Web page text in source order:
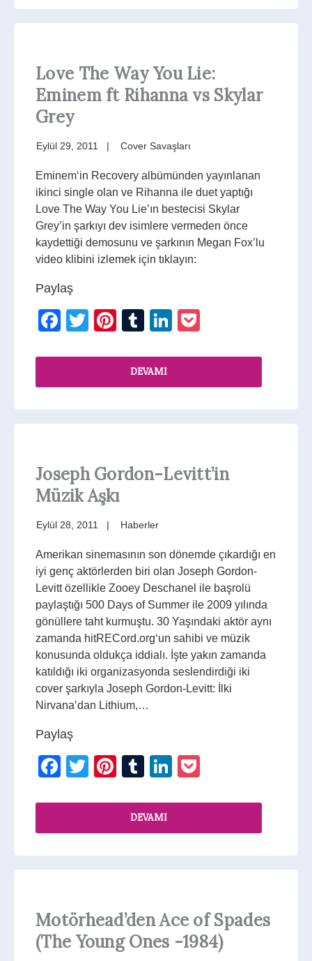
Love The Way You Lie:
Eminem ft Rihanna vs Skylar
Grey
Eylül 29, 2011 Cover Savaşları
Eminem‘in Recovery albümünden yayınlanan
ikinci single olan ve Rihanna ile duet yaptığı
Love The Way You Lie’ın bestecisi Skylar
Grey’in şarkıyı dev isimlere vermeden önce
kaydettiği demosunu ve şarkının Megan Fox’lu
video klibini izlemek için tıklayın:
Paylaş
Facebook
TwitterPinterest
TumblrLinkedIn
DEVAMI
Joseph Gordon-Levitt’in
Müzik Aşkı
Eylül 28, 2011 Haberler
Amerikan sinemasının son dönemde çıkardığı en
iyi genç aktörlerden biri olan Joseph Gordon-
Levitt özellikle Zooey Deschanel ile başrolü
paylaştığı 500 Days of Summer ile 2009 yılında
gönüllere taht kurmuştu. 30 Yaşındaki aktör aynı
zamanda hitRECord.org‘un sahibi ve müzik
konusunda oldukça iddialı. İşte yakın zamanda
katıldığı iki organizasyonda seslendirdiği iki
cover şarkıyla Joseph Gordon-Levitt: İlki
Nirvana’dan Lithium,…
Paylaş
Facebook
TwitterPinterest
TumblrLinkedIn
DEVAMI
Motörhead’den Ace of Spades
(The Young Ones -1984)